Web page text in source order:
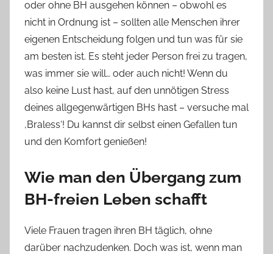
oder ohne BH ausgehen können – obwohl es
nicht in Ordnung ist – sollten alle Menschen ihrer
eigenen Entscheidung folgen und tun was für sie
am besten ist. Es steht jeder Person frei zu tragen,
was immer sie will… oder auch nicht! Wenn du
also keine Lust hast, auf den unnötigen Stress
deines allgegenwärtigen BHs hast – versuche mal
‚Braless‘! Du kannst dir selbst einen Gefallen tun
und den Komfort genießen!
Wie man den Übergang zum
BH-freien Leben schafft
Viele Frauen tragen ihren BH täglich, ohne
darüber nachzudenken. Doch was ist, wenn man